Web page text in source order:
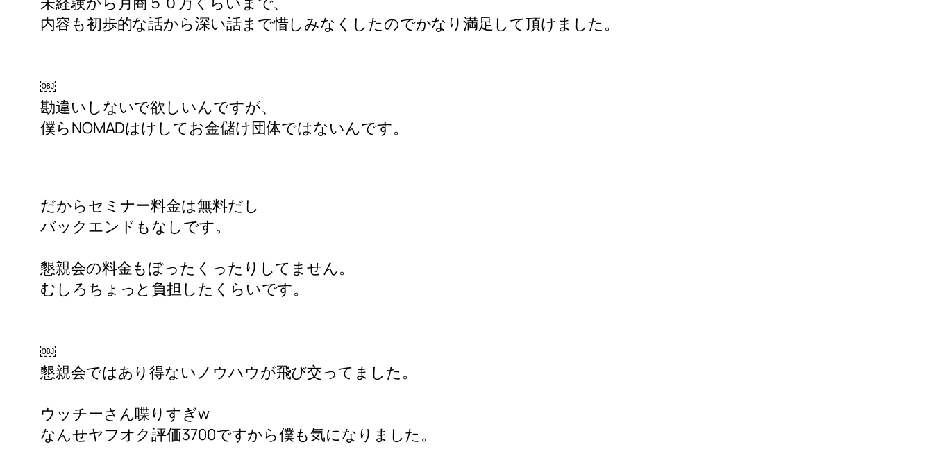
内容も初歩的な話から深い話まで惜しみなくしたのでかなり満足して頂けました。
￼
勘違いしないで欲しいんですが、
僕らNOMADはけしてお金儲け団体ではないんです。
だからセミナー料金は無料だし
バックエンドもなしです。
懇親会の料金もぼったくったりしてません。
むしろちょっと負担したくらいです。
￼
懇親会ではあり得ないノウハウが飛び交ってました。
ウッチーさん喋りすぎw
なんせヤフオク評価3700ですから僕も気になりました。